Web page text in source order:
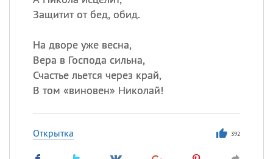
Защитит от бед, обид.
На дворе уже весна,
Вера в Господа сильна,
Счастье льется через край,
В том «виновен» Николай!
Открытка 392